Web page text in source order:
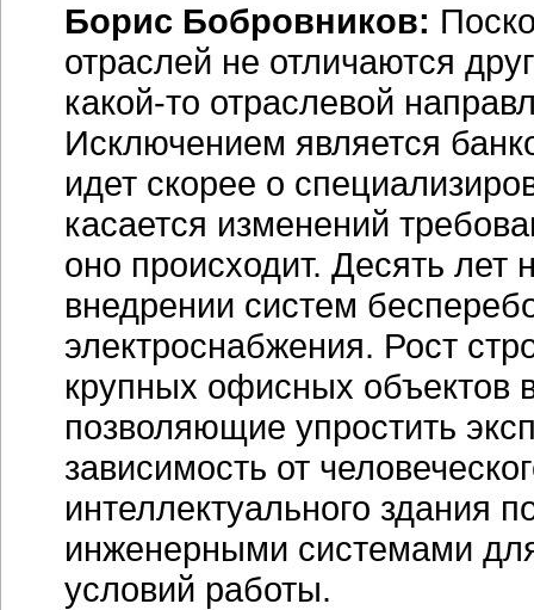
Борис Бобровников:
отраслей не отличаются
какой-то отраслевой
Исключением является
идет скорее о
касается изменений
оно происходит. Десять
внедрении систем
электроснабжения. Рост
крупных офисных объектов
позволяющие упростить
зависимость от
интеллектуального здания
инженерными системами
условий работы.